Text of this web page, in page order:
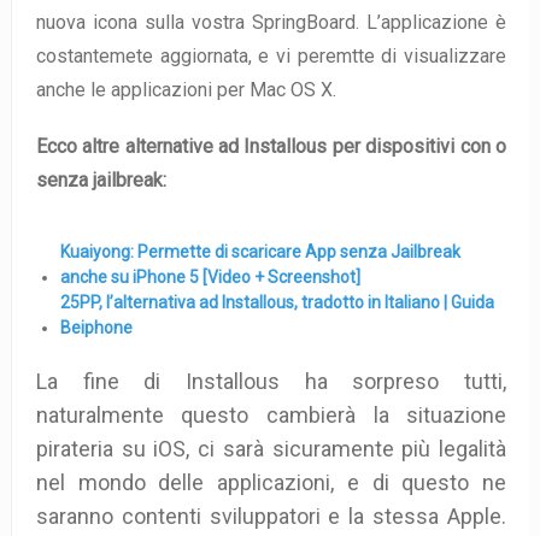
nuova icona sulla vostra SpringBoard. L’applicazione è
costantemete aggiornata, e vi peremtte di visualizzare
anche le applicazioni per Mac OS X.
Ecco altre alternative ad Installous per dispositivi con o
senza jailbreak:
Kuaiyong: Permette di scaricare App senza Jailbreak
anche su iPhone 5 [Video + Screenshot]
25PP, l’alternativa ad Installous, tradotto in Italiano | Guida
Beiphone
La fine di Installous ha sorpreso tutti,
naturalmente questo cambierà la situazione
pirateria su iOS, ci sarà sicuramente più legalità
nel mondo delle applicazioni, e di questo ne
saranno contenti sviluppatori e la stessa Apple.